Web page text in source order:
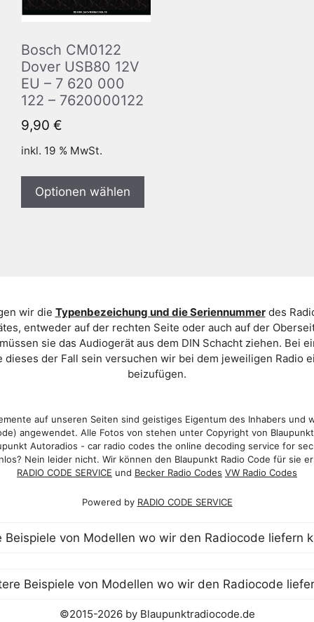
Bosch CM0122
Dover USB80 12V
EU – 7 620 000
122 – 7620000122
9,90 €
inkl. 19 % MwSt.
Optionen wählen
wir die Typenbezeichung und die Seriennummerdes
entweder auf der rechten Seite oder auch auf der
sie das Audiogerät aus dem DIN Schacht ziehen. Bei
der Fall sein versuchen wir bei dem jeweiligen Radio
beizufügen.
auf unseren Seiten sind geistiges Eigentum des Inhabers und
angewendet. Alle Fotos von stehen unter Copyright von
Autoradios - car radio codes the online decoding service for
Nein leider nicht. Wir können den Blaupunkt Radio Code für sie
RADIO CODE SERVICE und Becker Radio Codes VW Radio Codes
Powered by RADIO CODE SERVICE
©2015-2026 by Blaupunktradiocode.de